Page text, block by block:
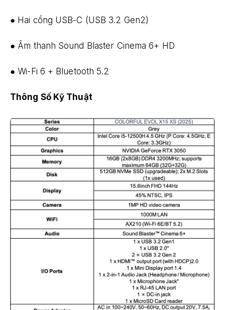
● Hai cổng USB-C (USB 3.2 Gen2)
● Âm thanh Sound Blaster Cinema 6+ HD
● Wi-Fi 6 + Bluetooth 5.2
Thông Số Kỹ Thuật